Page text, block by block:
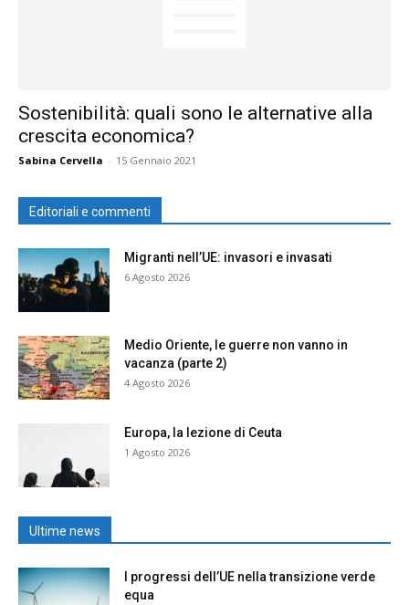
Sostenibilità: quali sono le alternative alla
crescita economica?
Sabina Cervella - 15 Gennaio 2021
Editoriali e commenti
Migranti nell’UE: invasori e invasati
6 Agosto 2026
Medio Oriente, le guerre non vanno in
vacanza (parte 2)
4 Agosto 2026
Europa, la lezione di Ceuta
1 Agosto 2026
Ultime news
I progressi dell’UE nella transizione verde
equa